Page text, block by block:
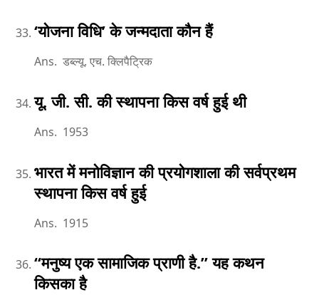
‘योजना विधि’ के जन्मदाता कौन हैं
Ans. डब्ल्यू. एच. क्लिपैट्रिक
यू. जी. सी. की स्थापना किस वर्ष हुई थी
Ans. 1953
भारत में मनोविज्ञान की प्रयोगशाला की सर्वप्रथम
स्थापना किस वर्ष हुई
Ans. 1915
‘‘मनुष्य एक सामाजिक प्राणी है.’’ यह कथन
किसका है